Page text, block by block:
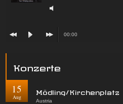
00:00
Konzerte
15
Aug
Mödling/Kirchenplatz
Austria